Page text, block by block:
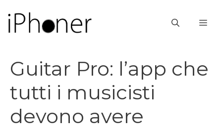
contenuto
Guitar Pro: l’app che
tutti i musicisti
devono avere